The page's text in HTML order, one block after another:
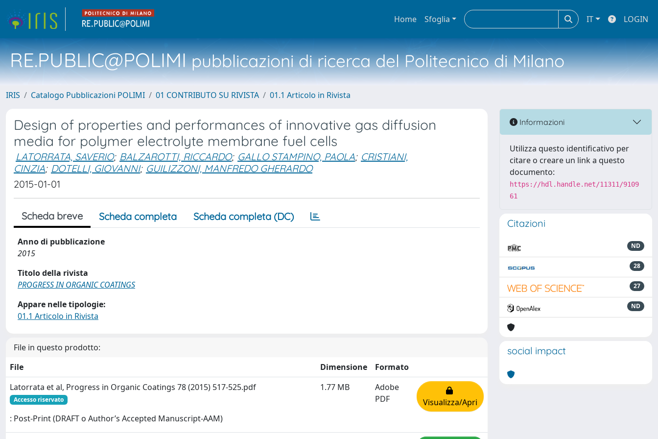
Home Sfoglia IT LOGIN
RE.PUBLIC@POLIMIpubblicazioni di ricerca del Politecnico di Milano
IRIS Catalogo Pubblicazioni POLIMI 01 CONTRIBUTO SU RIVISTA 01.1 Articolo in Rivista
Design of properties and performances of innovative gas diffusion
media for polymer electrolyte membrane fuel cells
LATORRATA, SAVERIO; BALZAROTTI, RICCARDO; GALLO STAMPINO, PAOLA; CRISTIANI,
CINZIA; DOTELLI, GIOVANNI; GUILIZZONI, MANFREDO GHERARDO
2015-01-01
Scheda breve Scheda completa Scheda completa (DC)
Anno di pubblicazione
2015
Titolo della rivista
PROGRESS IN ORGANIC COATINGS
Appare nelle tipologie:
01.1 Articolo in Rivista
File in questo prodotto:
File
Dimensione
Formato
Latorrata et al, Progress in Organic Coatings 78 (2015) 517-525.pdf
Accesso riservato
: Post-Print (DRAFT o Author’s Accepted Manuscript-AAM)
1.77 MB
Adobe
PDF
Visualizza/Apri
Informazioni
Utilizza questo identificativo per
citare o creare un link a questo
documento:
https://hdl.handle.net/11311/9109
61
Citazioni
ND
28
27
ND
social impact